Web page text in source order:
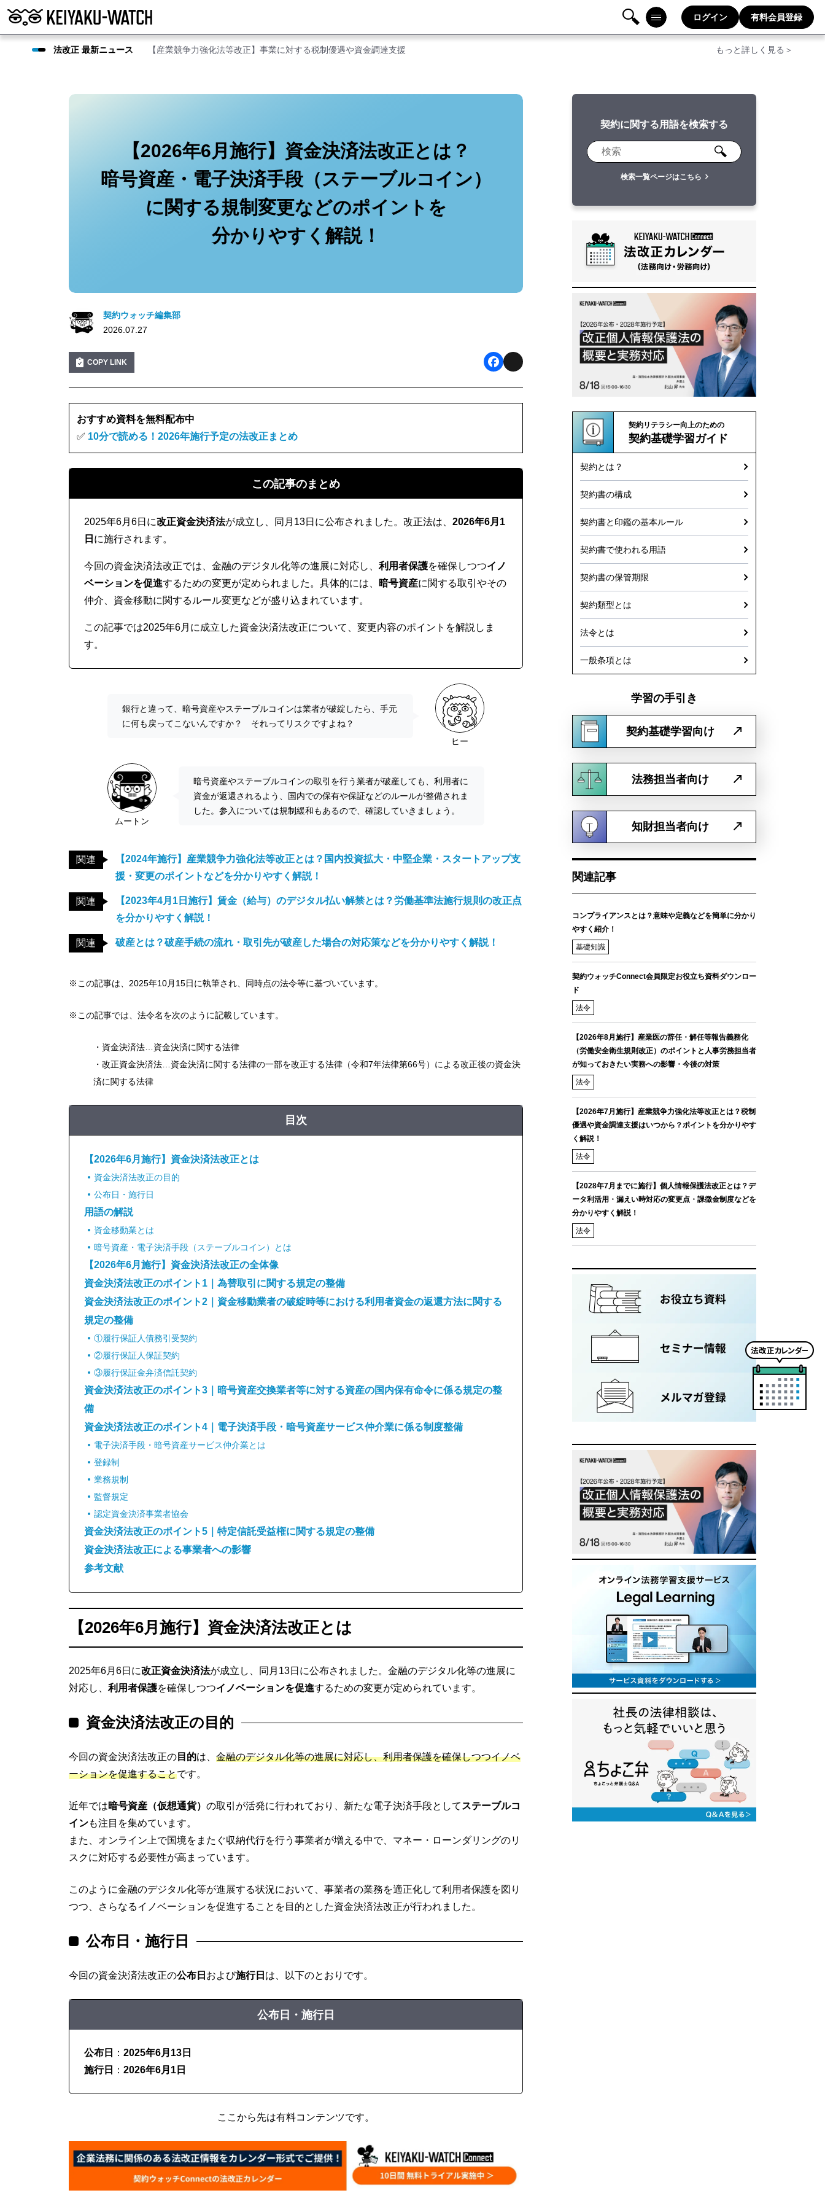
検
メニ
ログイン 有料会員登録
法改正 最新ニュース 【産業競争力強化法等改正】事業に対する税制優遇や資金調達支援 もっと詳しく見る＞
【2026年6月施行】資金決済法改正とは？
暗号資産・電子決済手段（ステーブルコイン）
に関する規制変更などのポイントを
分かりやすく解説！
契約ウォッチ編集部
2026.07.27
COPY LINK
a
b
o
k
おすすめ資料を無料配布中
✅ 10分で読める！2026年施行予定の法改正まとめ
この記事のまとめ
2025年6月6日に改正資金決済法が成立し、同月13日に公布されました。改正法は、 2026年6月1
日 に施行されます。
今回の資金決済法改正では、金融のデジタル化等の進展に対応し、 利用者保護を確保しつつイノ
ベーションを促進するための変更が定められました。具体的には、 暗号資産に関する取引やその
仲介、資金移動に関するルール変更などが盛り込まれています。
この記事では2025年6月に成立した資金決済法改正について、変更内容のポイントを解説しま
す。
ヒー
銀行と違って、暗号資産やステーブルコインは業者が破綻したら、手元
に何も戻ってこないんですか？ それってリスクですよね？
ムートン
暗号資産やステーブルコインの取引を行う業者が破産しても、利用者に
資金が返還されるよう、国内での保有や保証などのルールが整備されま
した。参入については規制緩和もあるので、確認していきましょう。
関連
【2024年施行】産業競争力強化法等改正とは？国内投資拡大・中堅企業・スタートアップ支
援・変更のポイントなどを分かりやすく解説！
関連
【2023年4月1日施行】賃金（給与）のデジタル払い解禁とは？労働基準法施行規則の改正点
を分かりやすく解説！
関連 破産とは？破産手続の流れ・取引先が破産した場合の対応策などを分かりやすく解説！
※この記事は、2025年10月15日に執筆され、同時点の法令等に基づいています。
※この記事では、法令名を次のように記載しています。
・資金決済法…資金決済に関する法律
・改正資金決済法…資金決済に関する法律の一部を改正する法律（令和7年法律第66号）による改正後の資金決
済に関する法律
目次
【2026年6月施行】資金決済法改正とは
資金決済法改正の目的
公布日・施行日
用語の解説
資金移動業とは
暗号資産・電子決済手段（ステーブルコイン）とは
【2026年6月施行】資金決済法改正の全体像
資金決済法改正のポイント1｜為替取引に関する規定の整備
資金決済法改正のポイント2｜資金移動業者の破綻時等における利用者資金の返還方法に関する
規定の整備
①履行保証人債務引受契約
②履行保証人保証契約
③履行保証金弁済信託契約
資金決済法改正のポイント3｜暗号資産交換業者等に対する資産の国内保有命令に係る規定の整
備
資金決済法改正のポイント4｜電子決済手段・暗号資産サービス仲介業に係る制度整備
電子決済手段・暗号資産サービス仲介業とは
登録制
業務規制
監督規定
認定資金決済事業者協会
資金決済法改正のポイント5｜特定信託受益権に関する規定の整備
資金決済法改正による事業者への影響
参考文献
【2026年6月施行】資金決済法改正とは
2025年6月6日に改正資金決済法が成立し、同月13日に公布されました。金融のデジタル化等の進展に
対応し、 利用者保護を確保しつつイノベーションを促進するための変更が定められています。
資金決済法改正の目的
今回の資金決済法改正の 目的は、 金融のデジタル化等の進展に対応し、利用者保護を確保しつつイノベ
ーションを促進することです。
近年では暗号資産（仮想通貨） の取引が活発に行われており、新たな電子決済手段として ステーブルコ
インも注目を集めています。
また、オンライン上で国境をまたぐ収納代行を行う事業者が増える中で、マネー・ローンダリングのリ
スクに対応する必要性が高まっています。
このように金融のデジタル化等が進展する状況において、事業者の業務を適正化して利用者保護を図り
つつ、さらなるイノベーションを促進することを目的とした資金決済法改正が行われました。
公布日・施行日
今回の資金決済法改正の公布日 および施行日 は、以下のとおりです。
公布日・施行日
公布日 ： 2025年6月13日
施行日
： 2026年6月1日
ここから先は有料コンテンツです。
契約に関する用語を検索する
検索一覧ページはこちら
契約リテラシー向上のための
契約基礎学習ガイド
契約とは？
契約書の構成
契約書と印鑑の基本ルール
契約書で使われる用語
契約書の保管期限
契約類型とは
法令とは
一般条項とは
学習の手引き
契約基礎学習向け
法務担当者向け
知財担当者向け
関連記事
コンプライアンスとは？意味や定義などを簡単に分かり
やすく紹介！
基礎知識
契約ウォッチConnect会員限定お役立ち資料ダウンロー
ド
法令
【2026年8月施行】産業医の辞任・解任等報告義務化
（労働安全衛生規則改正）のポイントと人事労務担当者
が知っておきたい実務への影響・今後の対策
法令
【2026年7月施行】産業競争力強化法等改正とは？税制
優遇や資金調達支援はいつから？ポイントを分かりやす
く解説！
法令
【2028年7月までに施行】個人情報保護法改正とは？デ
ータ利活用・漏えい時対応の変更点・課徴金制度などを
分かりやすく解説！
法令
法
改
ダ
ー
は
ち
ら